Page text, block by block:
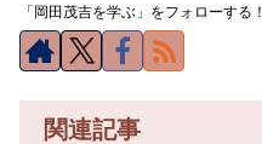
「岡田茂吉を学ぶ」をフォローする！
関連記事